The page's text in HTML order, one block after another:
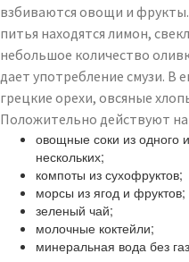
взбиваются овощи и
питья находятся лимон,
небольшое количество
дает употребление смузи. В
грецкие орехи, овсяные
Положительно действуют на
овощные соки из одного
нескольких;
компоты из сухофруктов;
морсы из ягод и фруктов;
зеленый чай;
молочные коктейли;
минеральная вода без